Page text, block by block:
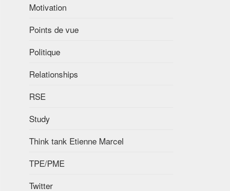
Motivation
Points de vue
Politique
Relationships
RSE
Study
Think tank Etienne Marcel
TPE/PME
Twitter